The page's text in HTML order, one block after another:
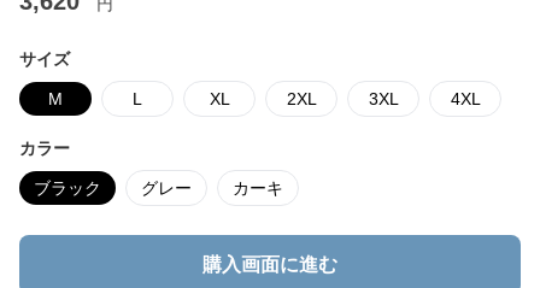
サイズ
M L XL 2XL 3XL 4XL
カラー
ブラック グレー カーキ
購入画面に進む